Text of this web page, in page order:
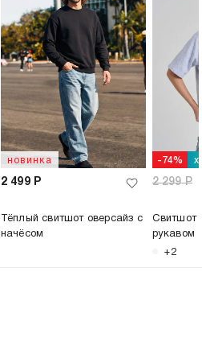
новинка
2 499Р
Тёплый свитшот оверсайз с
начёсом
-74%
2 299Р
Свитшот
рукавом
+2